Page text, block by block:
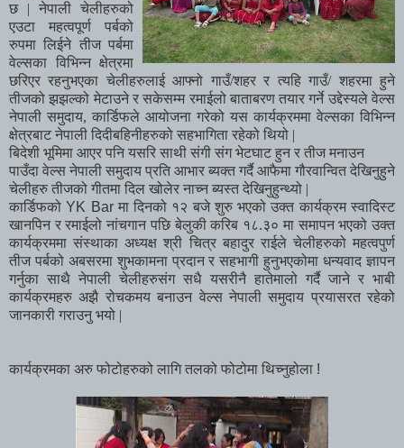
छ | नेपाली चेलीहरुको
एउटा महत्वपूर्ण पर्बको
रुपमा लिईने तीज पर्बमा
वेल्सका विभिन्न क्षेत्रमा
छरिएर रहनुभएका चेलीहरुलाई आफ्नो गाउँ/शहर र त्यहि गाउँ/ शहरमा हुने
तीजको झझल्को मेटाउने र सकेसम्म रमाईलो बाताबरण तयार गर्ने उद्देस्यले वेल्स
नेपाली समुदाय, कार्डिफले आयोजना गरेको यस कार्यक्रममा वेल्सका विभिन्न
क्षेत्रबाट नेपाली दिदीबहिनीहरुको सहभागिता रहेको थियो |
बिदेशी भूमिमा आएर पनि यसरि साथी संगी संग भेटघाट हुन र तीज मनाउन
पाउँदा वेल्स नेपाली समुदाय प्रति आभार ब्यक्त गर्दै आफैमा गौरवान्वित देखिनुहुने
चेलीहरु तीजको गीतमा दिल खोलेर नाच्न ब्यस्त देखिनुहुन्थ्यो |
कार्डिफकोYK Bar मादिनको १२ बजे शुरु भएको उक्त कार्यक्रम स्वादिस्ट
खानपिन र रमाईलो नांचगान पछि बेलुकी करिब १८.३० मा समापन भएको उक्त
कार्यक्रममा संस्थाका अध्यक्ष श्री चित्र बहादुर राईले चेलीहरुको महत्वपुर्ण
तीज पर्बको अबसरमा शुभकामना प्रदान र सहभागी हुनुभएकोमा धन्यवाद ज्ञापन
गर्नुका साथै नेपाली चेलीहरुसंग सधै यसरीनै हातेमालो गर्दै जाने र भाबी
कार्यक्रमहरु अझै रोचकमय बनाउन वेल्स नेपाली समुदाय प्रयासरत रहेको
जानकारी गराउनु भयो |
कार्यक्रमका अरु फोटोहरुको लागि तलको फोटोमा थिच्नुहोला !